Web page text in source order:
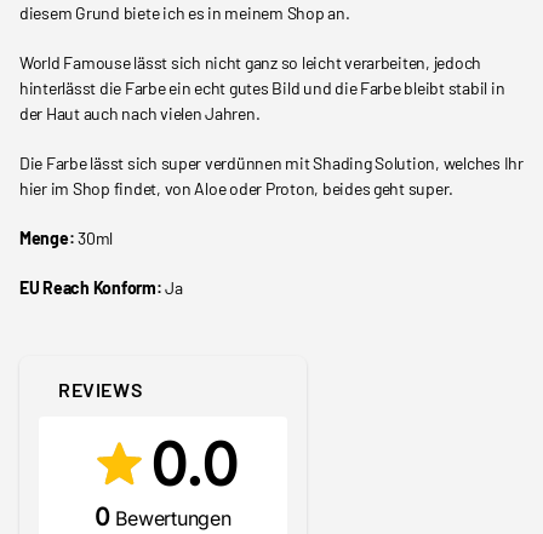
diesem Grund biete ich es in meinem Shop an.
World Famouse lässt sich nicht ganz so leicht verarbeiten, jedoch
hinterlässt die Farbe ein echt gutes Bild und die Farbe bleibt stabil in
der Haut auch nach vielen Jahren.
Die Farbe lässt sich super verdünnen mit Shading Solution, welches Ihr
hier im Shop findet, von Aloe oder Proton, beides geht super.
Menge:30ml
EU Reach Konform:Ja
REVIEWS
0.0
0 Bewertungen